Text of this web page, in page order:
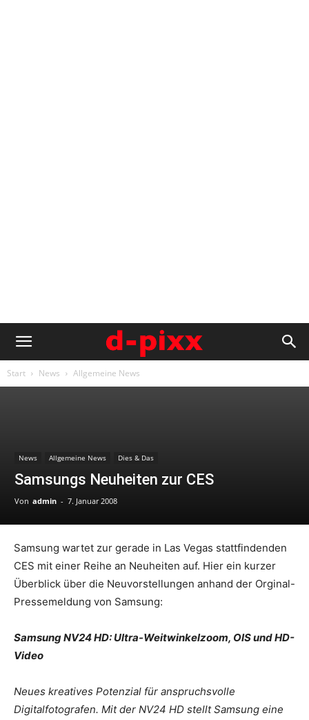
Start News Allgemeine News
News Allgemeine News Dies & Das
Samsungs Neuheiten zur CES
Von admin - 7. Januar 2008
Samsung wartet zur gerade in Las Vegas stattfindenden
CES mit einer Reihe an Neuheiten auf. Hier ein kurzer
Überblick über die Neuvorstellungen anhand der Orginal-
Pressemeldung von Samsung:
Samsung NV24 HD: Ultra-Weitwinkelzoom, OIS und HD-
Video
Neues kreatives Potenzial für anspruchsvolle
Digitalfotografen. Mit der NV24 HD stellt Samsung eine